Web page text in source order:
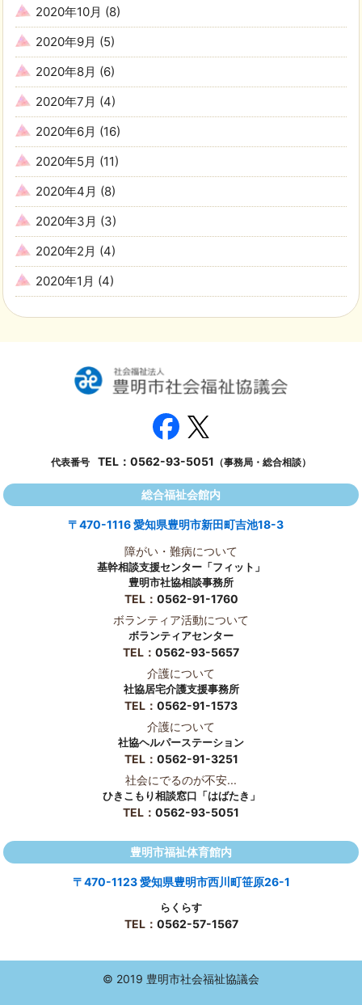
2020年10月 (8)
2020年9月 (5)
2020年8月 (6)
2020年7月 (4)
2020年6月 (16)
2020年5月 (11)
2020年4月 (8)
2020年3月 (3)
2020年2月 (4)
2020年1月 (4)
代表番号 TEL： 0562-93-5051 （事務局・総合相談）
総合福祉会館内
〒470-1116 愛知県豊明市新田町吉池18-3
障がい・難病について
基幹相談支援センター「フィット」
豊明市社協相談事務所
TEL： 0562-91-1760
ボランティア活動について
ボランティアセンター
TEL： 0562-93-5657
介護について
社協居宅介護支援事務所
TEL： 0562-91-1573
介護について
社協ヘルパーステーション
TEL： 0562-91-3251
社会にでるのが不安...
ひきこもり相談窓口「はばたき」
TEL： 0562-93-5051
豊明市福祉体育館内
〒470-1123 愛知県豊明市西川町笹原26-1
らくらす
TEL： 0562-57-1567
© 2019 豊明市社会福祉協議会